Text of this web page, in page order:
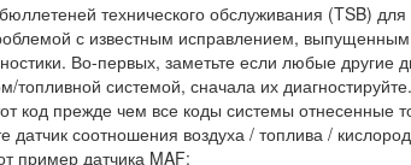
технического обслуживания (TSB) для
с известным исправлением,
Во-первых, заметьте если любые другие
топливной системой, сначала их
код прежде чем все коды системы отнесенные
соотношения воздуха / топлива /
пример датчика MAF: